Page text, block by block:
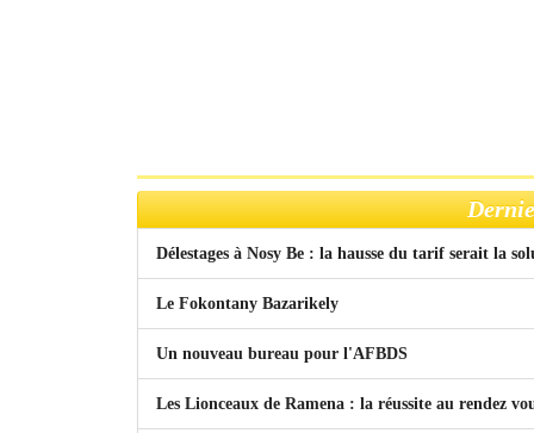
Délestages à Nosy Be : la hausse du tarif serait la
Le Fokontany Bazarikely
Un nouveau bureau pour l'AFBDS
Les Lionceaux de Ramena : la réussite au rendez